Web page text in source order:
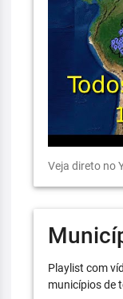
Veja direto no
Playlist com
municípios de